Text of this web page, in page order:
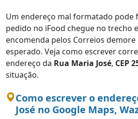
Um endereço mal formatado pode
pedido no iFood chegue no trecho
encomenda pelos Correios demore
esperado. Veja como escrever
endereço da Rua Maria José, CEP
situação.
Como escrever o
José no Google Maps,